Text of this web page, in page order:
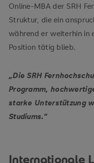
Online-MBA der SRH
Struktur, die ein
während er weiterhin in
Position tätig blieb.
„Die SRH
Programm,
starke Unterstützung
Studiums.“
Internationale